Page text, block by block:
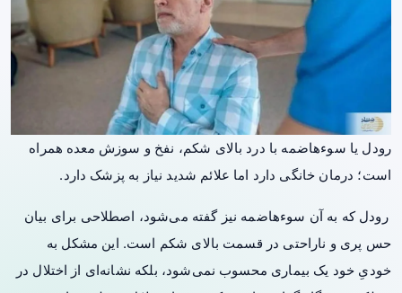
رودل یا سوءهاضمه با درد بالای شکم، نفخ و سوزش معده همراه
است؛ درمان خانگی دارد اما علائم شدید نیاز به پزشک دارد.
رودل که به آن سوءهاضمه نیز گفته می‌شود، اصطلاحی برای بیان
حس پری و ناراحتی در قسمت بالای شکم است. این مشکل به
خودیِ خود یک بیماری محسوب نمی‌شود، بلکه نشانه‌ای از اختلال در